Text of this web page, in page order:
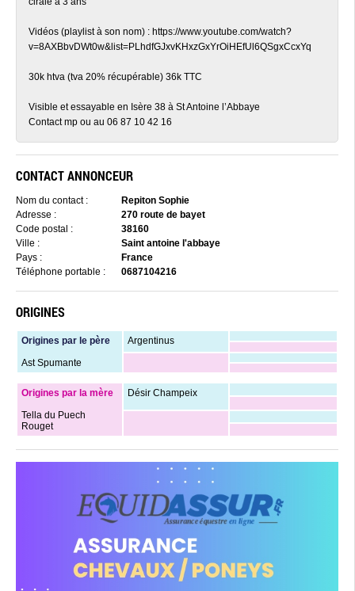
Vidéos (playlist à son nom) : https://www.youtube.com/watch?
v=8AXBbvDWt0w&list=PLhdfGJxvKHxzGxYrOiHEfUl6QSgxCcxYq
30k htva (tva 20% récupérable) 36k TTC
Visible et essayable en Isère 38 à St Antoine l’Abbaye
Contact mp ou au 06 87 10 42 16
CONTACT ANNONCEUR
Nom du contact :
Repiton Sophie
Adresse :
270 route de bayet
Code postal :
38160
Ville :
Saint antoine l'abbaye
Pays :
France
Téléphone portable :
0687104216
ORIGINES
Origines par le père
Ast Spumante
Argentinus
Origines par la mère
Tella du Puech
Rouget
Désir Champeix